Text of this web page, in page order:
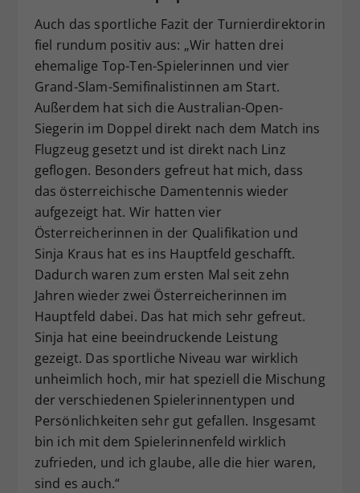
Auch das sportliche Fazit der Turnierdirektorin
fiel rundum positiv aus: „Wir hatten drei
ehemalige Top-Ten-Spielerinnen und vier
Grand-Slam-Semifinalistinnen am Start.
Außerdem hat sich die Australian-Open-
Siegerin im Doppel direkt nach dem Match ins
Flugzeug gesetzt und ist direkt nach Linz
geflogen. Besonders gefreut hat mich, dass
das österreichische Damentennis wieder
aufgezeigt hat. Wir hatten vier
Österreicherinnen in der Qualifikation und
Sinja Kraus hat es ins Hauptfeld geschafft.
Dadurch waren zum ersten Mal seit zehn
Jahren wieder zwei Österreicherinnen im
Hauptfeld dabei. Das hat mich sehr gefreut.
Sinja hat eine beeindruckende Leistung
gezeigt. Das sportliche Niveau war wirklich
unheimlich hoch, mir hat speziell die Mischung
der verschiedenen Spielerinnentypen und
Persönlichkeiten sehr gut gefallen. Insgesamt
bin ich mit dem Spielerinnenfeld wirklich
zufrieden, und ich glaube, alle die hier waren,
sind es auch.“